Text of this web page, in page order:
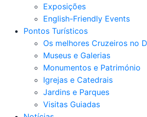
Exposições
English-Friendly Events
Pontos Turísticos
Os melhores Cruzeiros no
Museus e Galerias
Monumentos e Património
Igrejas e Catedrais
Jardins e Parques
Visitas Guiadas